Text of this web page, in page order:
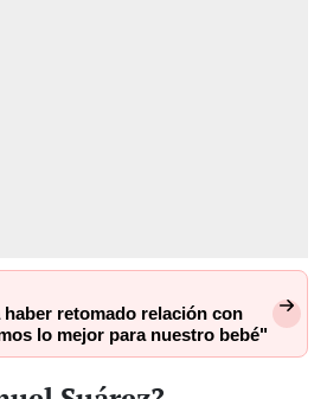
retomado relación con
lo mejor para nuestro bebé"